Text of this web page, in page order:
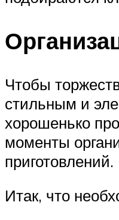
Чтобы
стильным и
хорошенько
моменты
приготовлений.
Итак, что